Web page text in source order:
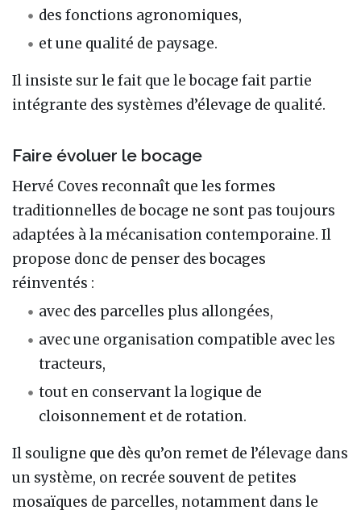
des fonctions agronomiques,
et une qualité de paysage.
Il insiste sur le fait que le bocage fait partie
intégrante des systèmes d’élevage de qualité.
Faire évoluer le bocage
Hervé Coves reconnaît que les formes
traditionnelles de bocage ne sont pas toujours
adaptées à la mécanisation contemporaine. Il
propose donc de penser des bocages
réinventés :
avec des parcelles plus allongées,
avec une organisation compatible avec les
tracteurs,
tout en conservant la logique de
cloisonnement et de rotation.
Il souligne que dès qu’on remet de l’élevage dans
un système, on recrée souvent de petites
mosaïques de parcelles, notamment dans le